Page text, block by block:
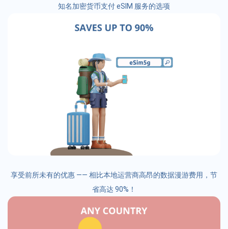
知名加密货币支付 eSIM 服务的选项
享受前所未有的优惠 —— 相比本地运营商高昂的数据漫游费用，节
省高达 90%！